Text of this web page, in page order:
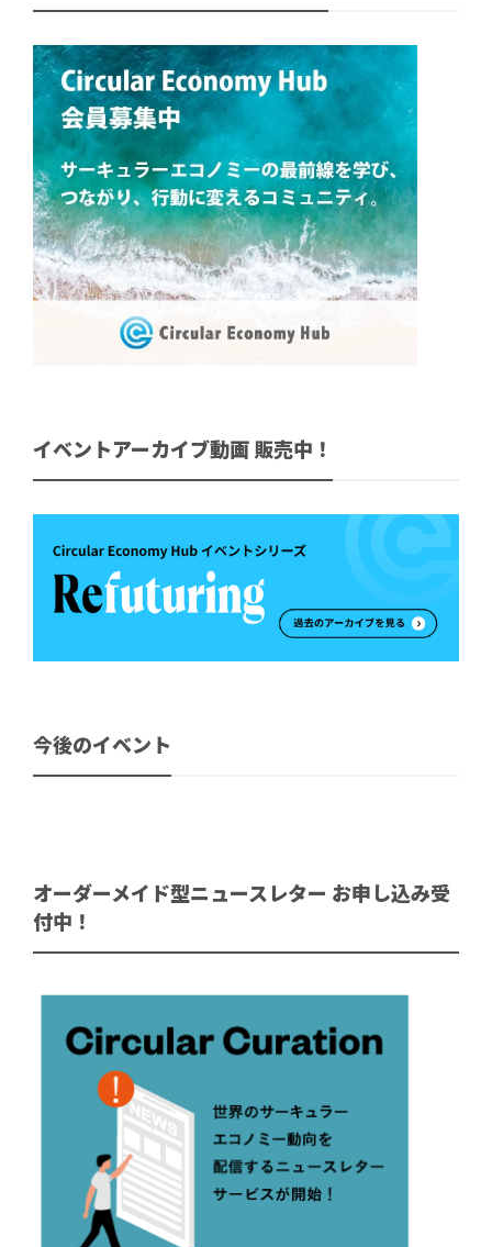
イベントアーカイブ動画 販売中！
今後のイベント
オーダーメイド型ニュースレター お申し込み受
付中！